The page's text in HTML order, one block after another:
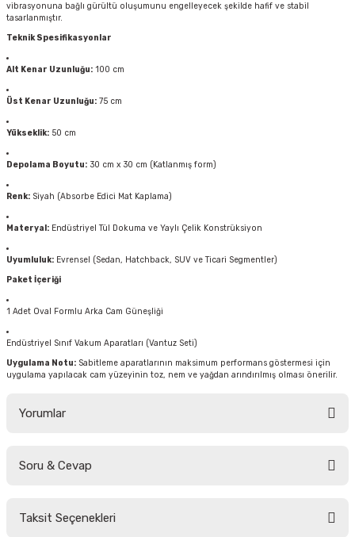
vibrasyonuna bağlı gürültü oluşumunu engelleyecek şekilde hafif ve stabil
tasarlanmıştır.
Teknik Spesifikasyonlar
Alt Kenar Uzunluğu: 100 cm
Üst Kenar Uzunluğu: 75 cm
Yükseklik: 50 cm
Depolama Boyutu: 30 cm x 30 cm (Katlanmış form)
Renk: Siyah (Absorbe Edici Mat Kaplama)
Materyal: Endüstriyel Tül Dokuma ve Yaylı Çelik Konstrüksiyon
Uyumluluk: Evrensel (Sedan, Hatchback, SUV ve Ticari Segmentler)
Paket İçeriği
1 Adet Oval Formlu Arka Cam Güneşliği
Endüstriyel Sınıf Vakum Aparatları (Vantuz Seti)
Uygulama Notu: Sabitleme aparatlarının maksimum performans göstermesi için
uygulama yapılacak cam yüzeyinin toz, nem ve yağdan arındırılmış olması önerilir.
Yorumlar
Soru & Cevap
Taksit Seçenekleri